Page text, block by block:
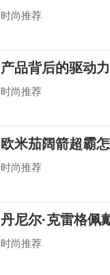
时尚推荐
产品背后的驱动力
时尚推荐
欧米茄阔箭超霸
时尚推荐
丹尼尔·克雷格佩
MoonSwatch 出
时尚推荐